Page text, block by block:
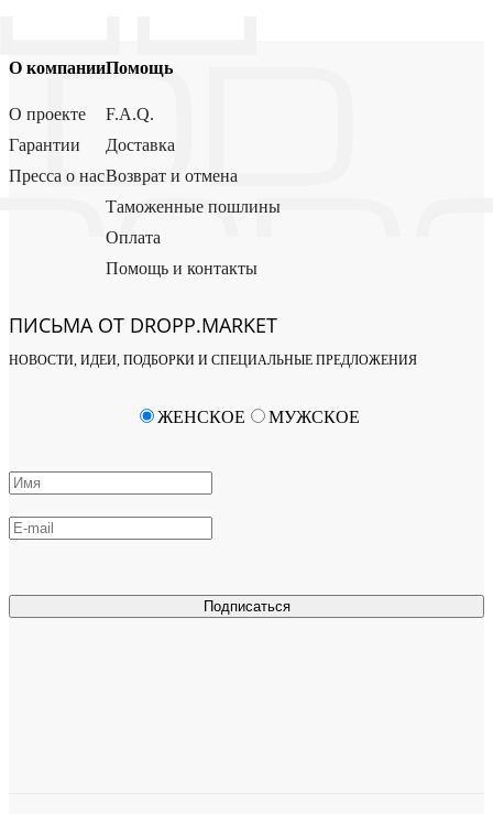
О компании
О проекте
Гарантии
Пресса о нас
Помощь
F.A.Q.
Доставка
Возврат и отмена
Таможенные пошлины
Оплата
Помощь и контакты
ПИСЬМА ОТ DROPP.MARKET
НОВОСТИ, ИДЕИ, ПОДБОРКИ И СПЕЦИАЛЬНЫЕ ПРЕДЛОЖЕНИЯ
Подписаться
ЖЕНСКОЕ МУЖСКОЕ